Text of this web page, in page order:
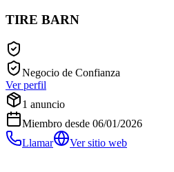
TIRE BARN
Negocio de Confianza
Ver perfil
1 anuncio
Miembro desde 06/01/2026
Llamar
Ver sitio web